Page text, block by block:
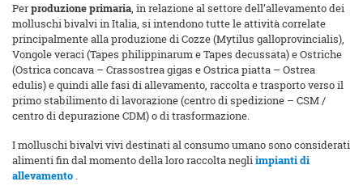
Perproduzione primaria, in relazione al settore dell’allevamento dei
molluschi bivalvi in Italia, si intendono tutte le attività correlate
principalmente alla produzione di Cozze (Mytilus galloprovincialis),
Vongole veraci (Tapes philippinarum e Tapes decussata) e Ostriche
(Ostrica concava – Crassostrea gigas e Ostrica piatta – Ostrea
edulis) e quindi alle fasi di allevamento, raccolta e trasporto verso il
primo stabilimento di lavorazione (centro di spedizione – CSM /
centro di depurazione CDM) o di trasformazione.
I molluschi bivalvi vivi destinati al consumo umano sono considerati
alimenti fin dal momento della loro raccolta negliimpianti di
allevamento .